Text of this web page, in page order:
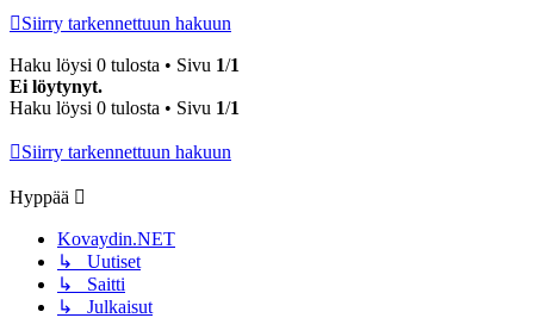
Siirry tarkennettuun hakuun
Haku löysi 0 tulosta • Sivu 1/1
Ei löytynyt.
Haku löysi 0 tulosta • Sivu 1/1
Siirry tarkennettuun hakuun
Hyppää
Kovaydin.NET
↳ Uutiset
↳ Saitti
↳ Julkaisut